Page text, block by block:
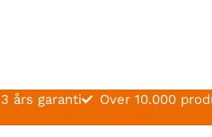
3 års garanti Over 10.000